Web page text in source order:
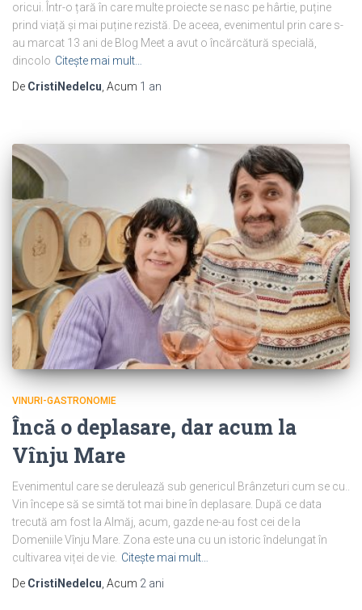
oricui. Într-o țară în care multe proiecte se nasc pe hârtie, puține
prind viață și mai puține rezistă. De aceea, evenimentul prin care s-
au marcat 13 ani de Blog Meet a avut o încărcătură specială,
dincolo Citește mai mult…
De CristiNedelcu, Acum 1 an
VINURI-GASTRONOMIE
Încă o deplasare, dar acum la
Vînju Mare
Evenimentul care se derulează sub genericul Brânzeturi cum se cu..
Vin începe să se simtă tot mai bine în deplasare. După ce data
trecută am fost la Almăj, acum, gazde ne-au fost cei de la
Domeniile Vînju Mare. Zona este una cu un istoric îndelungat în
cultivarea viței de vie. Citește mai mult…
De CristiNedelcu , Acum 2 ani